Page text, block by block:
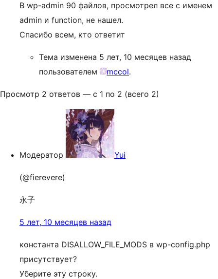
В wp-admin 90 файлов, просмотрел все с именем
admin и function, не нашел.
Спасибо всем, кто ответит
Тема изменена 5 лет, 10 месяцев назад
пользователем
mccol.
Просмотр 2 ответов — с 1 по 2 (всего 2)
Модератор Yui
(@fierevere)
永子
5 лет, 10 месяцев назад
константа DISALLOW_FILE_MODS в wp-config.php
присутствует?
Уберите эту строку.